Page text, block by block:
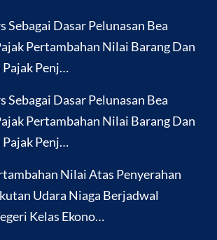
Sebagai Dasar Pelunasan Bea
Pertambahan Nilai Barang Dan
Pajak Penj…
Sebagai Dasar Pelunasan Bea
Pertambahan Nilai Barang Dan
Pajak Penj…
Nilai Atas Penyerahan
Udara Niaga Berjadwal
Kelas Ekono…